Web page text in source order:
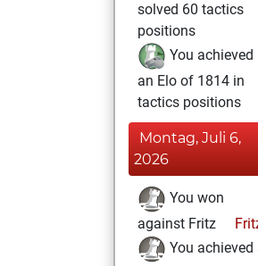
solved 60 tactics
positions
You achieved
an Elo of 1814 in
tactics positions
Montag, Juli 6,
2026
You won
against Fritz
You achieved